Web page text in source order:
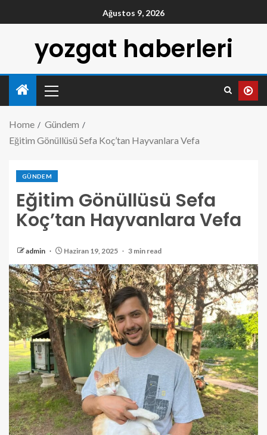
Ağustos 9, 2026
yozgat haberleri
Home
Gündem
Eğitim Gönüllüsü Sefa Koç’tan Hayvanlara Vefa
GÜNDEM
Eğitim Gönüllüsü Sefa
Koç’tan Hayvanlara Vefa
admin Haziran 19, 2025 3 min read